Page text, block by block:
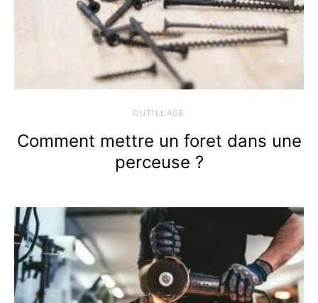
OUTILLAGE
Comment mettre un foret dans une
perceuse ?